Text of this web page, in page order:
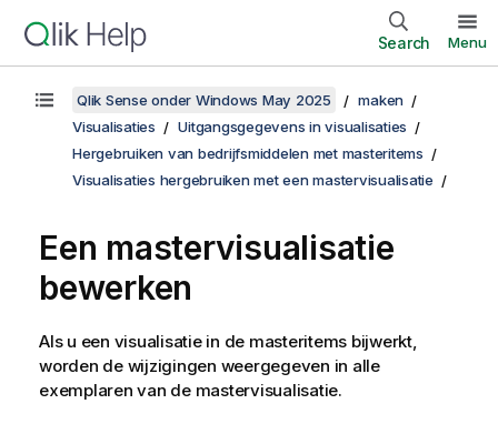
Search Menu
Qlik Sense onder Windows May 2025
maken
Visualisaties
Uitgangsgegevens in visualisaties
Hergebruiken van bedrijfsmiddelen met masteritems
Visualisaties hergebruiken met een mastervisualisatie
Een mastervisualisatie
bewerken
Als u een visualisatie in de masteritems bijwerkt,
worden de wijzigingen weergegeven in alle
exemplaren van de mastervisualisatie.